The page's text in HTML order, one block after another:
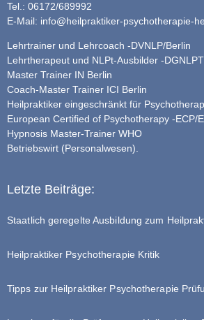
Tel.: 06172/689992
E-Mail: info@heilpraktiker-psychotherapie-
Lehrtrainer und Lehrcoach -DVNLP/Berlin
Lehrtherapeut und NLPt-Ausbilder -
Master Trainer IN Berlin
Coach-Master Trainer ICI Berlin
Heilpraktiker eingeschränkt für
European Certified of Psychotherapy -ECP/
Hypnosis Master-Trainer WHO
Betriebswirt (Personalwesen).
Letzte Beiträge:
Staatlich geregelte Ausbildung zum
Heilpraktiker Psychotherapie Kritik
Tipps zur Heilpraktiker Psychotherapie